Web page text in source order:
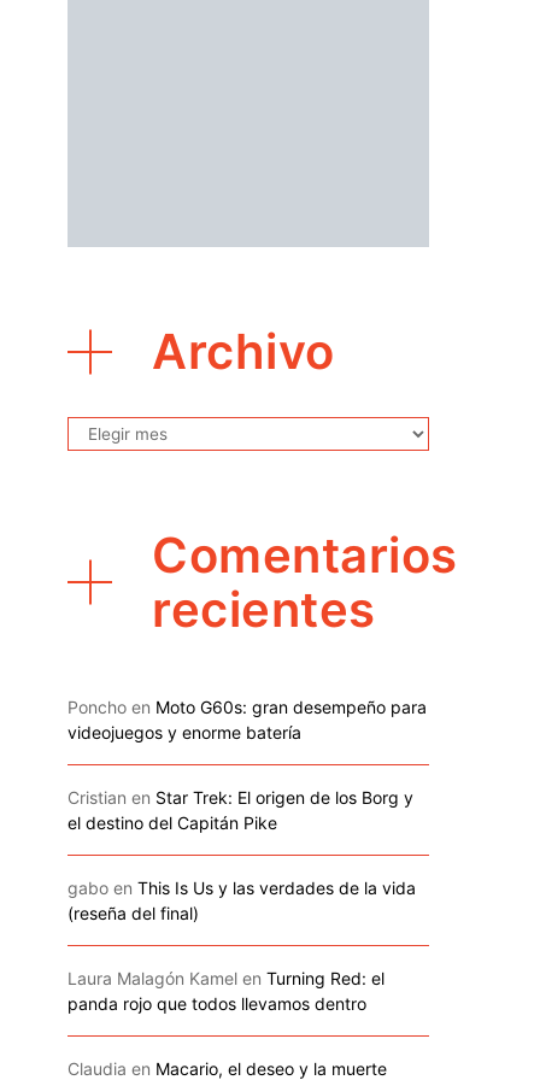
Archivo
Archivo
Comentarios
recientes
Poncho en Moto G60s: gran desempeño para
videojuegos y enorme batería
Cristian en Star Trek: El origen de los Borg y
el destino del Capitán Pike
gabo en This Is Us y las verdades de la vida
(reseña del final)
Laura Malagón Kamel en Turning Red: el
panda rojo que todos llevamos dentro
Claudia en Macario, el deseo y la muerte